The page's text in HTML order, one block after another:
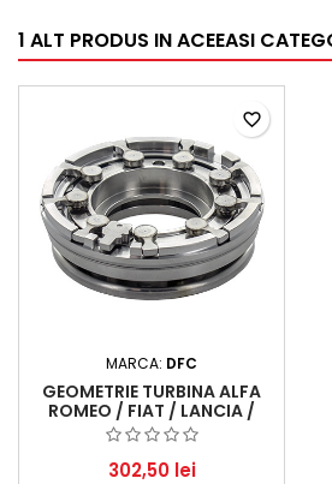
1 ALT PRODUS IN ACEEASI
MARCA: DFC
GEOMETRIE TURBINA ALFA
ROMEO / FIAT / LANCIA /
OPEL 1.3 D MULTIJET
(1248CCM, 66-70 KW, 90-95
HP)
302,50 lei
favorite_border